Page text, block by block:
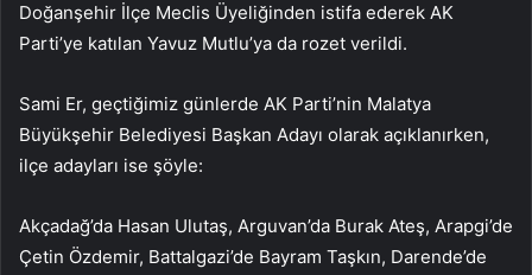
Doğanşehir İlçe Meclis Üyeliğinden istifa ederek AK
Parti’ye katılan Yavuz Mutlu’ya da rozet verildi.
Sami Er, geçtiğimiz günlerde AK Parti’nin Malatya
Büyükşehir Belediyesi Başkan Adayı olarak açıklanırken,
ilçe adayları ise şöyle:
Akçadağ’da Hasan Ulutaş, Arguvan’da Burak Ateş, Arapgi’de
Çetin Özdemir, Battalgazi’de Bayram Taşkın, Darende’de